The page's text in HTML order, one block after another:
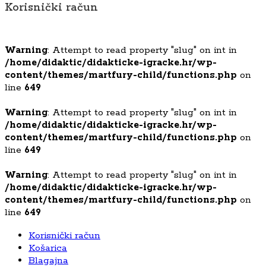
Korisnički račun
Warning: Attempt to read property "slug" on int in
/home/didaktic/didakticke-igracke.hr/wp-
content/themes/martfury-child/functions.php on
line 649
Warning: Attempt to read property "slug" on int in
/home/didaktic/didakticke-igracke.hr/wp-
content/themes/martfury-child/functions.php on
line 649
Warning: Attempt to read property "slug" on int in
/home/didaktic/didakticke-igracke.hr/wp-
content/themes/martfury-child/functions.php on
line 649
Korisnički račun
Košarica
Blagajna